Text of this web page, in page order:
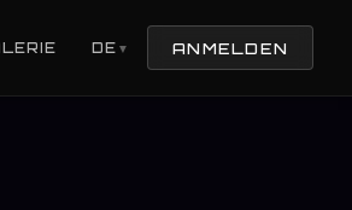
DE ▼ ANMELDEN